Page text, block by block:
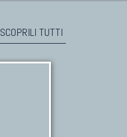
SCOPRILI TUTTI